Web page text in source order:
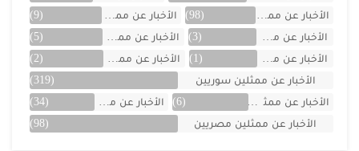
الأخبار عن ممثلين اتراك
(98) الأخبار عن ممثلين الأجانب
(9)
الأخبار عن ممثلين الأردن
(3) الأخبار عن ممثلين المغرب
(5)
الأخبار عن ممثلين تونس
(1) الأخبار عن ممثلين جزائريين
(2)
الأخبار عن ممثلين سوريين
(319)
الأخبار عن ممثلين فلسطينين
(6) الأخبار عن ممثلين لبنان
(34)
الأخبار عن ممثلين مصريين
(98)